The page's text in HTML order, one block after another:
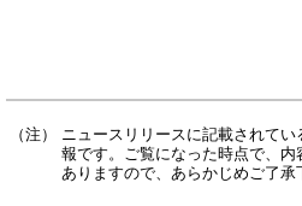
（注）
ニュースリリースに記載されて
報です。ご覧になった時点で、
ありますので、あらかじめご了承